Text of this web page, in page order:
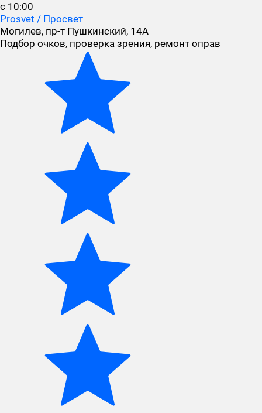
с 10:00
Prosvet / Просвет
Могилев, пр-т Пушкинский, 14А
Подбор очков, проверка зрения, ремонт оправ